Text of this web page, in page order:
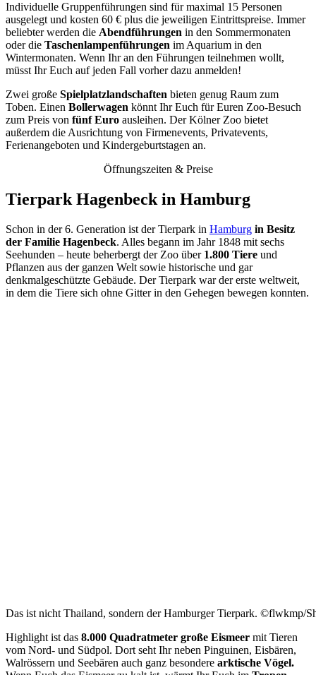
Individuelle Gruppenführungen sind für maximal 15 Personen
ausgelegt und kosten 60 € plus die jeweiligen Eintrittspreise. Immer
beliebter werden die Abendführungen in den Sommermonaten
oder die Taschenlampenführungen im Aquarium in den
Wintermonaten. Wenn Ihr an den Führungen teilnehmen wollt,
müsst Ihr Euch auf jeden Fall vorher dazu anmelden!
Zwei große Spielplatzlandschaften bieten genug Raum zum
Toben. Einen Bollerwagen könnt Ihr Euch für Euren Zoo-Besuch
zum Preis von fünf Euro ausleihen. Der Kölner Zoo bietet
außerdem die Ausrichtung von Firmenevents, Privatevents,
Ferienangeboten und Kindergeburtstagen an.
Öffnungszeiten & Preise
Tierpark Hagenbeck in Hamburg
Schon in der 6. Generation ist der Tierpark in Hamburg in Besitz
der Familie Hagenbeck. Alles begann im Jahr 1848 mit sechs
Seehunden – heute beherbergt der Zoo über1.800 Tiere und
Pflanzen aus der ganzen Welt sowie historische und gar
denkmalgeschützte Gebäude. Der Tierpark war der erste weltweit,
in dem die Tiere sich ohne Gitter in den Gehegen bewegen konnten.
Das ist nicht Thailand, sondern der Hamburger Tierpark. ©flwkmp/
Highlight ist das 8.000 Quadratmeter große Eismeer mit Tieren
vom Nord- und Südpol. Dort seht Ihr neben Pinguinen, Eisbären,
Walrössern und Seebären auch ganz besondere arktische Vögel.